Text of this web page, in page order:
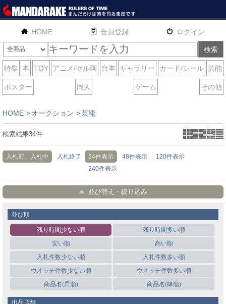
HOME English 通販 サイトマップ お問い合わせ
HOME オークション 芸能
並び替え・絞り込み
入札前、入札中 入札終了 24件表示 48件表示
120件表示
240件表示
検索結果34件
並び順
残り時間少ない順
残り時間多い順
安い順
高い順
入札件数少ない順
入札件数多い順
ウオッチ件数少ない順
ウオッチ件数多い順
商品名(昇順)
商品名(降順)
出品店舗